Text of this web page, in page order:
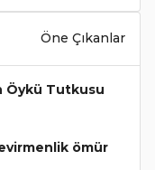
Öne Çıkanlar
Öykü Tutkusu
ömür